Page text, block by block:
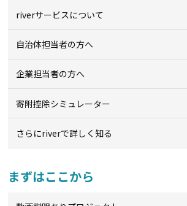
riverサービスについて
自治体担当者の方へ
企業担当者の方へ
寄附控除シミュレーター
さらにriverで詳しく知る
まずはここから